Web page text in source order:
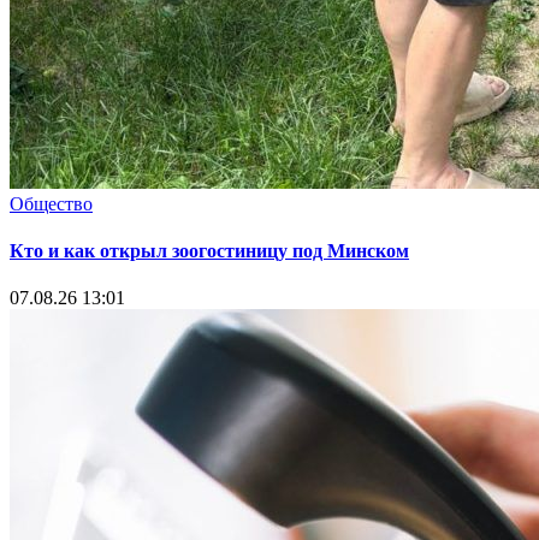
Общество
Кто и как открыл зоогостиницу под Минском
07.08.26 13:01